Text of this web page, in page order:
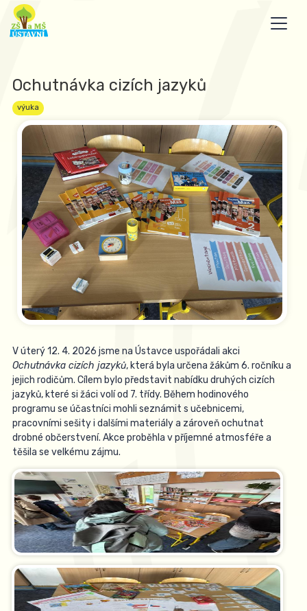
Ochutnávka cizích jazyků
výuka
V úterý 12. 4. 2026 jsme na Ústavce uspořádali akci
Ochutnávka cizích jazyků, která byla určena žákům 6. ročníku a
jejich rodičům. Cílem bylo představit nabídku druhých cizích
jazyků, které si žáci volí od 7. třídy. Během hodinového
programu se účastníci mohli seznámit s učebnicemi,
pracovními sešity i dalšími materiály a zároveň ochutnat
drobné občerstvení. Akce proběhla v příjemné atmosféře a
těšila se velkému zájmu.